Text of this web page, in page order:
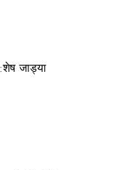
जाड्या